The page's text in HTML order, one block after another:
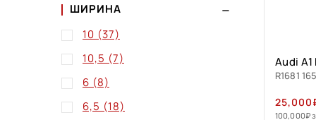
Audi
R1681
25,000
100,000₽
ШИРИНА
10 (37)
10,5 (7)
6 (8)
6,5 (18)